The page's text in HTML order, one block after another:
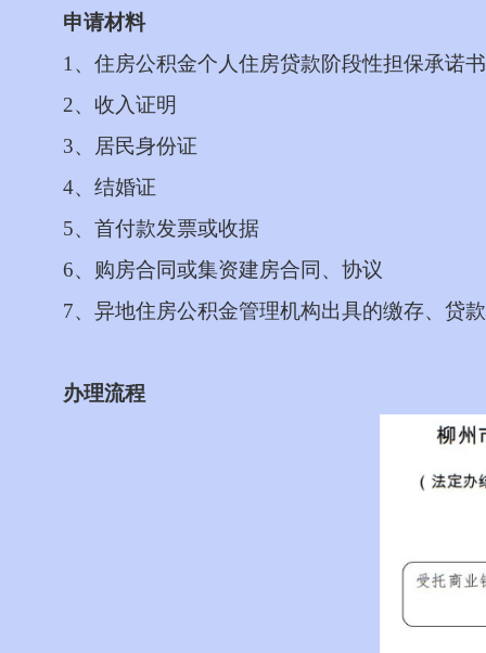
申请材料
1 、住房公积金个人住房贷款阶段性担保承诺书
2、收入证明
3、居民身份证
4、结婚证
5、首付款发票或收据
6、购房合同或集资建房合同、协议
7、异地住房公积金管理机构出具的缴存、贷
办理流程